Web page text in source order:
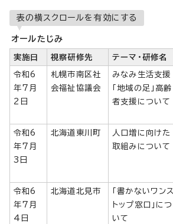
表の横スクロールを有効にする
オールたじみ
実施日 視察研修先 テーマ・研修名
令和6
年7月
2日
札幌市南区社
会福祉協議会
みなみ生活支援
「地域の足」高齢
者支援について
令和6
年7月
3日
北海道東川町
人口増に向けた
取組みについて
令和6
年7月
4日
北海道北見市
「書かないワンス
トップ窓口」につ
いて